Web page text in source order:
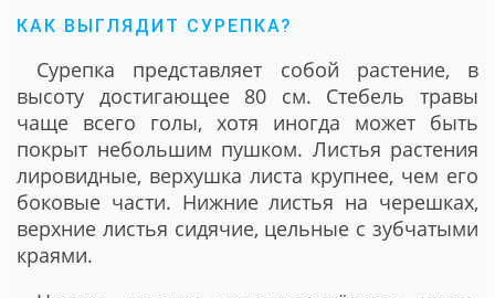
КАК ВЫГЛЯДИТ СУРЕПКА?
Сурепка представляет собой растение, в
высоту достигающее 80 см. Стебель травы
чаще всего голы, хотя иногда может быть
покрыт небольшим пушком. Листья растения
лировидные, верхушка листа крупнее, чем его
боковые части. Нижние листья на черешках,
верхние листья сидячие, цельные с зубчатыми
краями.